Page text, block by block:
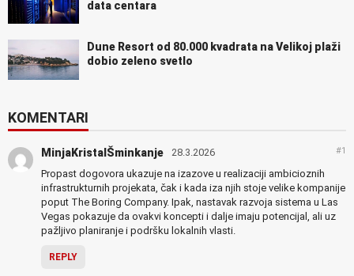
data centara
Dune Resort od 80.000 kvadrata na Velikoj plaži
dobio zeleno svetlo
KOMENTARI
MinjaKristalŠminkanje 28.3.2026 #1
Propast dogovora ukazuje na izazove u realizaciji ambicioznih
infrastrukturnih projekata, čak i kada iza njih stoje velike kompanije
poput The Boring Company. Ipak, nastavak razvoja sistema u Las
Vegas pokazuje da ovakvi koncepti i dalje imaju potencijal, ali uz
pažljivo planiranje i podršku lokalnih vlasti.
REPLY